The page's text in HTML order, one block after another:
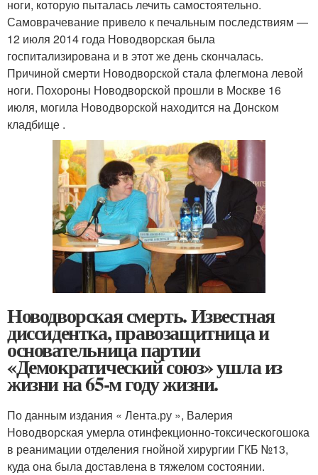
ноги, которую пыталась лечить самостоятельно.
Самоврачевание привело к печальным последствиям —
12 июля 2014 года Новодворская была
госпитализирована и в этот же день скончалась.
Причиной смерти Новодворской стала флегмона левой
ноги. Похороны Новодворской прошли в Москве 16
июля, могила Новодворской находится на Донском
кладбище .
Новодворская смерть. Известная
диссидентка, правозащитница и
основательница партии
«Демократический союз» ушла из
жизни на 65-м году жизни.
По данным издания « Лента.ру », Валерия
Новодворская умерла отинфекционно-токсическогошока
в реанимации отделения гнойной хирургии ГКБ №13,
куда она была доставлена в тяжелом состоянии.